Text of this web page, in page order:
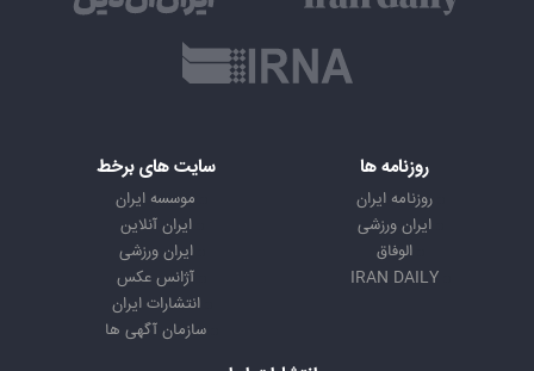
روزنامه ها
روزنامه ایران
ایران ورزشی
الوفاق
IRAN DAILY
سایت های برخط
موسسه ایران
ایران آنلاین
ایران ورزشی
آژانس عکس
انتشارات ایران
سازمان آگهی ها